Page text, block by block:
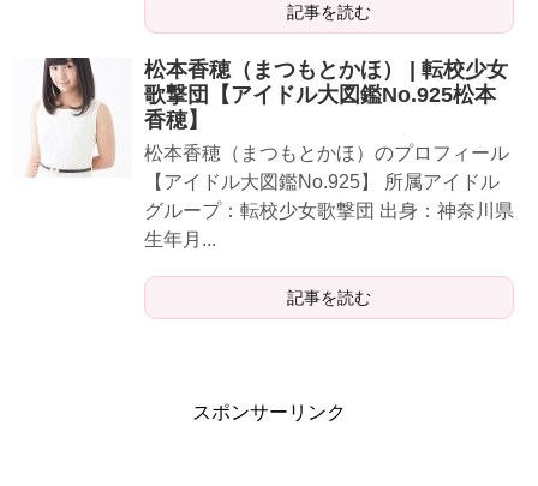
記事を読む
松本香穂（まつもとかほ） | 転校少女
歌撃団【アイドル大図鑑No.925松本
香穂】
松本香穂（まつもとかほ）のプロフィール
【アイドル大図鑑No.925】 所属アイドル
グループ：転校少女歌撃団 出身：神奈川県
生年月...
記事を読む
スポンサーリンク